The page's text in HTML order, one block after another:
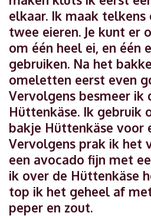
elkaar. Ik maak
twee eieren. Je kunt er
om één heel ei, en één
gebruiken. Na het
omeletten eerst even
Vervolgens besmeer
Hüttenkäse. Ik gebruik
bakje Hüttenkäse voor
Vervolgens prak ik het
een avocado fijn met
ik over de Hüttenkäse
top ik het geheel af
peper en zout.